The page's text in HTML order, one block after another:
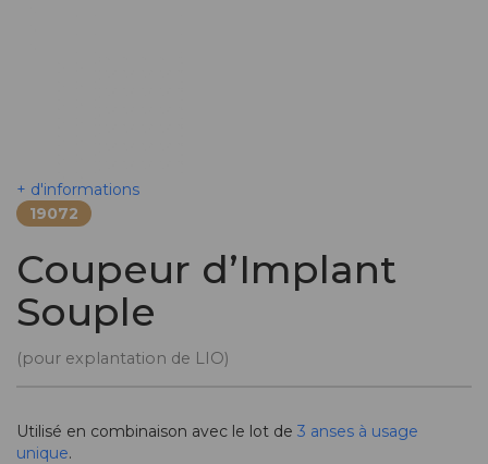
+ d'informations
19072
Coupeur d’Implant
Souple
(pour explantation de LIO)
Utilisé en combinaison avec le lot de 3 anses à usage
unique.